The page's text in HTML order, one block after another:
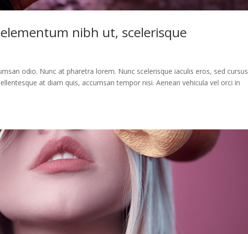
nibh ut, scelerisque
odio. Nunc at pharetra lorem. Nunc scelerisque iaculis eros, sed cursus
at diam quis, accumsan tempor nisi. Aenean vehicula vel orci in